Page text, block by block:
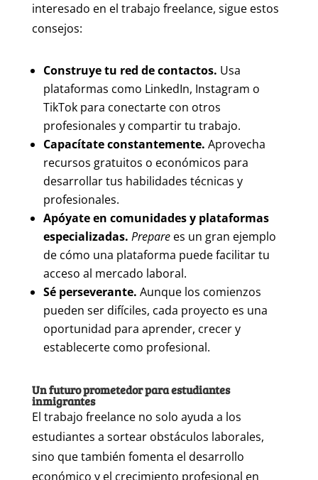
interesado en el trabajo freelance, sigue estos
consejos:
Construye tu red de contactos. Usa
plataformas como LinkedIn, Instagram o
TikTok para conectarte con otros
profesionales y compartir tu trabajo.
Capacítate constantemente. Aprovecha
recursos gratuitos o económicos para
desarrollar tus habilidades técnicas y
profesionales.
Apóyate en comunidades y plataformas
especializadas. Preparees un gran ejemplo
de cómo una plataforma puede facilitar tu
acceso al mercado laboral.
Sé perseverante. Aunque los comienzos
pueden ser difíciles, cada proyecto es una
oportunidad para aprender, crecer y
establecerte como profesional.
Un futuro prometedor para estudiantes
inmigrantes
El trabajo freelance no solo ayuda a los
estudiantes a sortear obstáculos laborales,
sino que también fomenta el desarrollo
económico y el crecimiento profesional en